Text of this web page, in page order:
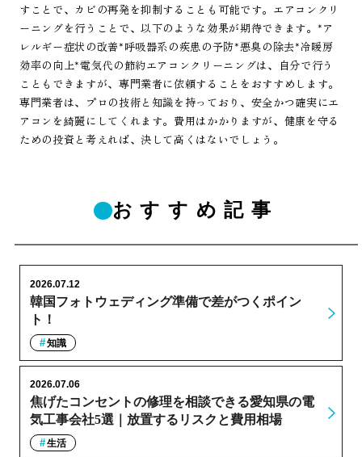
すことで、カビの再発を抑制することも可能です。エアコンクリ
ーニングを行うことで、以下のような効果が期待できます。*ア
レルギー症状の改善*呼吸器系の疾患の予防*悪臭の除去*冷暖房
効率の向上*電気代の節約エアコンクリーニングは、自分で行う
こともできますが、専門業者に依頼することをおすすめします。
専門業者は、プロの技術と知識を持っており、安全かつ確実にエ
アコンを綺麗にしてくれます。費用はかかりますが、健康を守る
ための投資と考えれば、決して高くはないでしょう。
おすすめ記事
韓国フォトウェディング準備で差がつくポイン
ト！
2026.07.12
知識
焦げたコンセントの修理を相談できる愛知県の電
気工事会社5選｜放置するリスクと費用相場
2026.07.06
生活